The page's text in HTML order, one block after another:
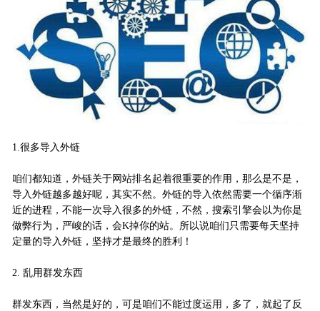
1.很多导入外链
咱们都知道，外链关于网站排名起着很重要的作用，那么是不是，
导入外链越多越好呢，其实不然。外链的导入依然需要一个循序渐
近的进程，不能一次导入很多的外链，不然，搜索引擎会以为你是
做弊行为，严峻的话，会K掉你的站。所以说咱们只需要每天坚持
定量的导入外链，坚持才是最终的胜利！
2. 乱用群发东西
群发东西，当然是好的，可是咱们不能过度运用，多了，就起了反